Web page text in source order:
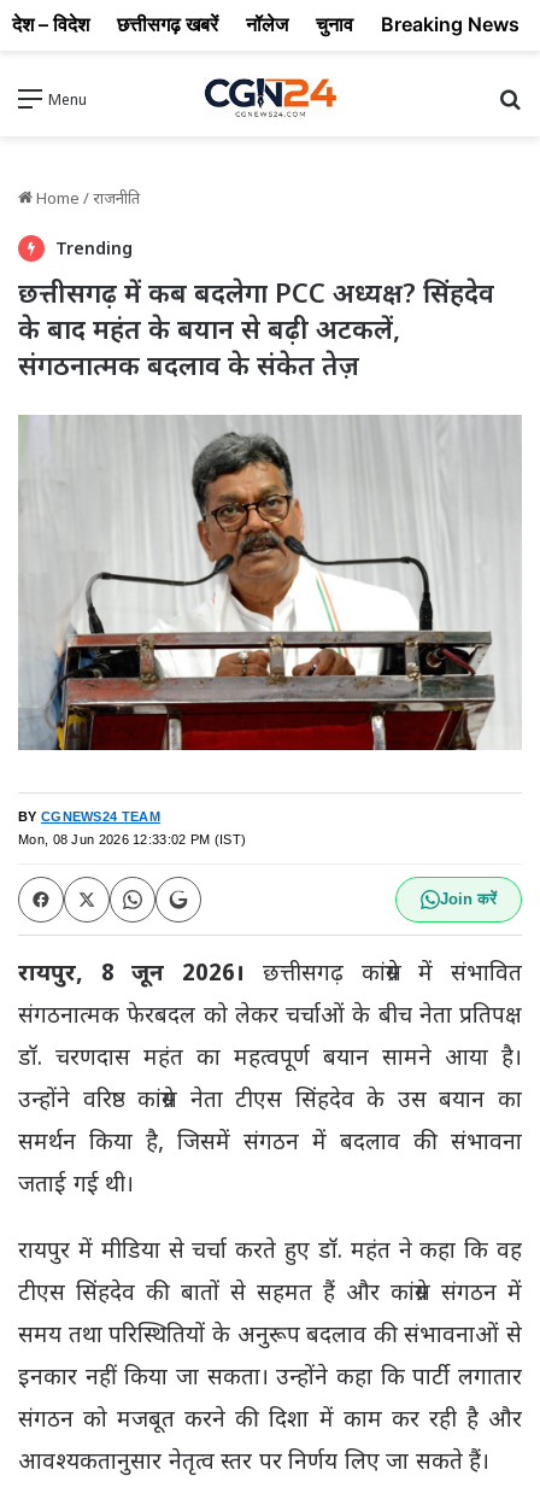
Menu
Home /राजनीति
Trending
छत्तीसगढ़ में कब बदलेगा PCC अध्यक्ष? सिंहदेव
के बाद महंत के बयान से बढ़ी अटकलें,
संगठनात्मक बदलाव के संकेत तेज़
BY CGNEWS24 TEAM
Mon, 08 Jun 2026 12:33:02 PM (IST)
Join करें
रायपुर, 8 जून 2026। छत्तीसगढ़ कांग्रेस में संभावित
संगठनात्मक फेरबदल को लेकर चर्चाओं के बीच नेता प्रतिपक्ष
डॉ. चरणदास महंत का महत्वपूर्ण बयान सामने आया है।
उन्होंने वरिष्ठ कांग्रेस नेता टीएस सिंहदेव के उस बयान का
समर्थन किया है, जिसमें संगठन में बदलाव की संभावना
जताई गई थी।
रायपुर में मीडिया से चर्चा करते हुए डॉ. महंत ने कहा कि वह
टीएस सिंहदेव की बातों से सहमत हैं और कांग्रेस संगठन में
समय तथा परिस्थितियों के अनुरूप बदलाव की संभावनाओं से
इनकार नहीं किया जा सकता। उन्होंने कहा कि पार्टी लगातार
संगठन को मजबूत करने की दिशा में काम कर रही है और
आवश्यकतानुसार नेतृत्व स्तर पर निर्णय लिए जा सकते हैं।
देश – विदेश छत्तीसगढ़ खबरें नॉलेज चुनाव Breaking News